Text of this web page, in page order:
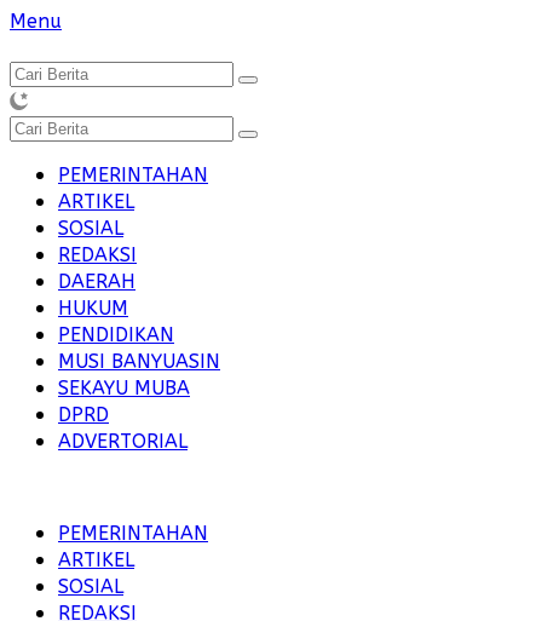
Langsung
konten
Menu
PEMERINTAHAN
ARTIKEL
SOSIAL
REDAKSI
DAERAH
HUKUM
PENDIDIKAN
MUSI BANYUASIN
SEKAYU MUBA
DPRD
ADVERTORIAL
PEMERINTAHAN
ARTIKEL
SOSIAL
REDAKSI